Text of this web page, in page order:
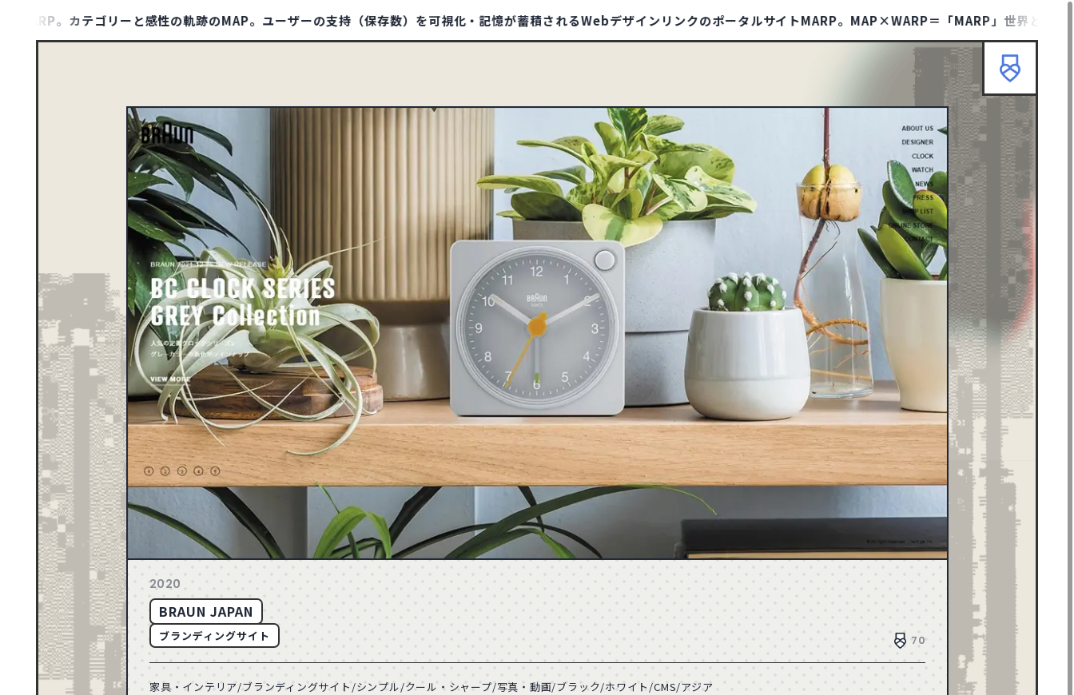
ゴリーと感性の軌跡のMAP。ユーザーの支持（保存数）を可視化・記憶が蓄積されるWebデザインリンクのポータルサイトMARP。MAP×WARP＝「MARP」世界と時代のトレン
HOME ABOUT TIPS TERMS
アフリカ
オセアニア
北アメリカ 79
南アメリカ 8
2026 71
2025 163
2024 165
2023 149
2022 155
2021 358
2020 132
2019
2018
2017
2016
2015 18
MAP LIST 00/1412 SITE HOME ABOUT TIPS BOOKMARP リセット 検索
TYPE コーポレートサイト 597 ニューイヤーサイト 90 ブランディングサイト 367
ポートフォリオ 51 リクルートサイト 67 士業サイト 13 歯科サイト 18
DESIGN シンプル 550 信頼・安心 344 ナチュラル・ほっこり 267 クール・シャープ 400
さわやか・透明感 280 ゴージャス・リッチ ダイナミック・躍動感 エレガント 146
ダーク・ワイルド タイポグラフィー 写真・動画 イラスト 43
COLOR イエロー 94 オレンジ 59 カラフル 200 128 247
ゴールド 23 パープル 39 ピンク ブラック 504
ブルー 286 ベージュ ホワイト メタル 8 レッド 117
CATEGORY 音楽・カルチャー 94 ファッション 58 デザイン・アート 205 デザイン制作会社 181 ブライダル 4
スポーツ・レジャー 13 ベイビー・キッズ 15 イベント・観光 ホテル・旅館 17 介護・福祉
動物・ペット 4 医療・病院 55 学校・教育機関 22 家具・インテリア 42 家電・PC・通信 85
士業・法律 28 美容・健康 63 143
車・バイク・乗り物 16 金融・証券・保険 23 賃貸・不動産 生活・フード 124
TECHNIC API 1 CMS 1071 CSS 294 FULL FLASH 1 HTML5 0
2020
BRAUN JAPAN
ブランディングサイト 70
家具・インテリア/ブランディングサイト/シンプル/クール・シャープ/写真・動画/ブラック/ホワイト/CMS/アジア